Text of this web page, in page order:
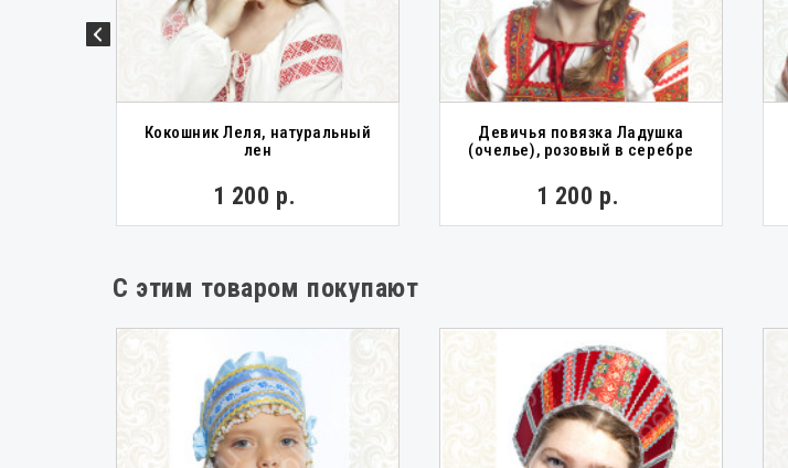
Кокошник Леля, натуральный
лен
1 200 р.
Девичья повязка Ладушка
(очелье), розовый в серебре
1 200 р.
С этим товаром покупают